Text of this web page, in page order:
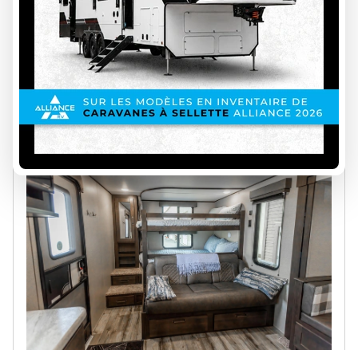
On se voit au kiosque #10 — vous ne pouvez pas nous
manquer ! 🙌
L'équipe Roulottes Rémillard
📞 1 877 348-3485
📍 1290, boul. Saint-Luc, Saint-Jean-sur-Richelieu